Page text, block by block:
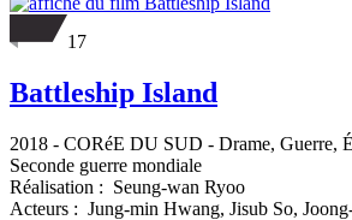
17
Battleship Island
2018 - CORéE DU SUD - Drame, Guerre,
Seconde guerre mondiale
Réalisation : Seung-wan Ryoo
Acteurs : Jung-min Hwang, Jisub So,